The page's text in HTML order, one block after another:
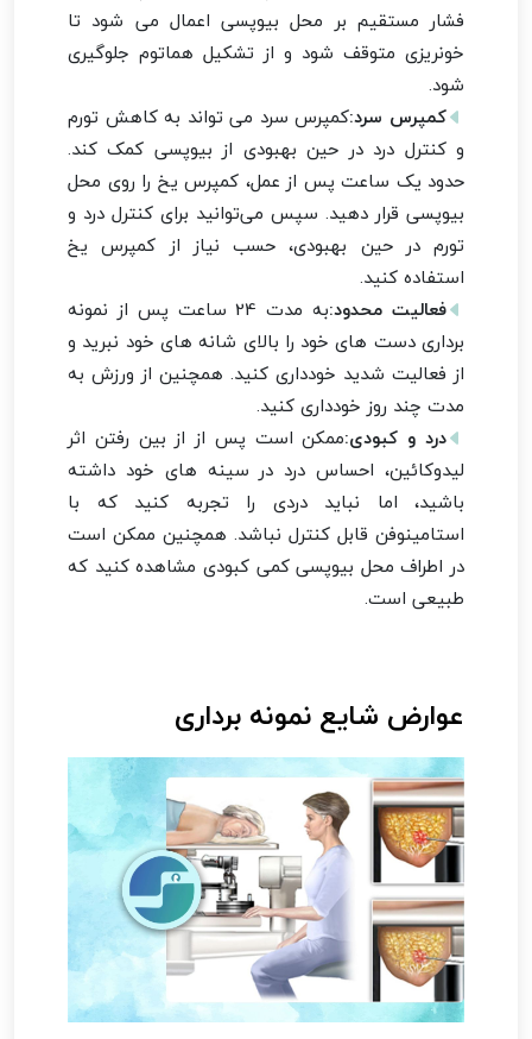
فشار مستقیم بر محل بیوپسی اعمال می شود تا
خونریزی متوقف شود و از تشکیل هماتوم جلوگیری
شود.
کمپرس سرد:کمپرس سرد می تواند به کاهش تورم
و کنترل درد در حین بهبودی از بیوپسی کمک کند.
حدود یک ساعت پس از عمل، کمپرس یخ را روی محل
بیوپسی قرار دهید. سپس می‌توانید برای کنترل درد و
تورم در حین بهبودی، حسب نیاز از کمپرس یخ
استفاده کنید.
فعالیت محدود:
به مدت 24 ساعت پس از نمونه
برداری دست های خود را بالای شانه های خود نبرید و
از فعالیت شدید خودداری کنید. همچنین از ورزش به
مدت چند روز خودداری کنید.
درد و کبودی:ممکن است پس از از بین رفتن اثر
لیدوکائین، احساس درد در سینه های خود داشته
باشید، اما نباید دردی را تجربه کنید که با
استامینوفن قابل کنترل نباشد. همچنین ممکن است
در اطراف محل بیوپسی کمی کبودی مشاهده کنید که
طبیعی است.
عوارض شایع نمونه برداری